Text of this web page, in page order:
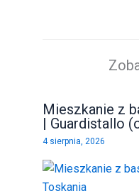
Mieszkanie z
| Guardistallo
4 sierpnia, 2026